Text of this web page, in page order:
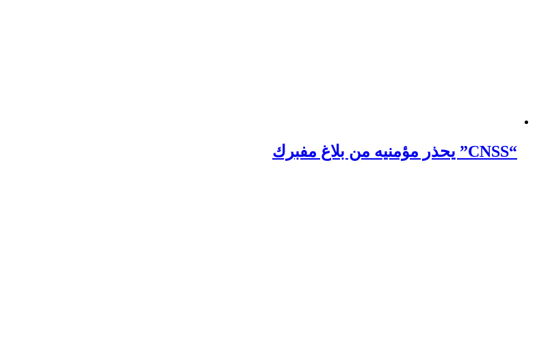
“CNSS” يحذر مؤمنيه من بلاغ مفبرك